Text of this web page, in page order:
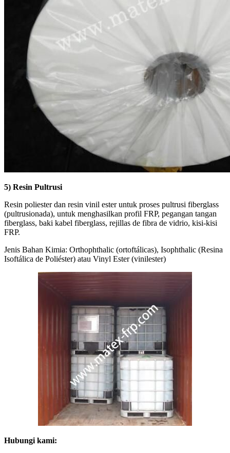
5) Resin Pultrusi
Resin poliester dan resin vinil ester untuk proses pultrusi fiberglass
(pultrusionada), untuk menghasilkan profil FRP, pegangan tangan
fiberglass, baki kabel fiberglass, rejillas de fibra de vidrio, kisi-kisi
FRP.
Jenis Bahan Kimia: Orthophthalic (ortoftálicas), Isophthalic (Resina
Isoftálica de Poliéster) atau Vinyl Ester (vinilester)
Hubungi kami: